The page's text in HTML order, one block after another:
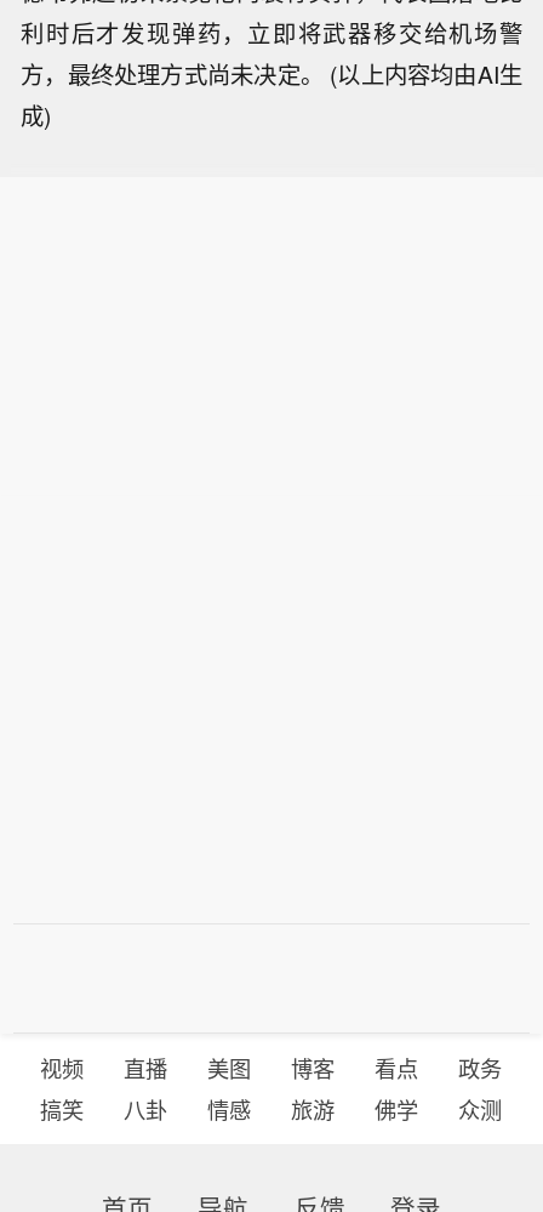
利时后才发现弹药，立即将武器移交给机场警
方，最终处理方式尚未决定。 (以上内容均由AI生
成)
视频 直播 美图 博客 看点
政务
搞笑
八卦 情感 旅游 佛学 众测